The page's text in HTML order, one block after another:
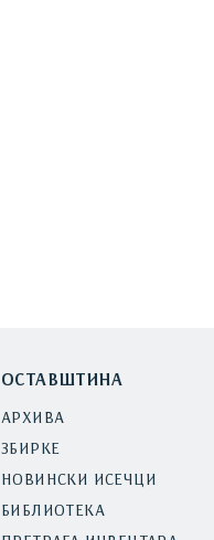
ОСТАВШТИНА
АРХИВА
ЗБИРКЕ
НОВИНСКИ ИСЕЧЦИ
БИБЛИОТЕКА